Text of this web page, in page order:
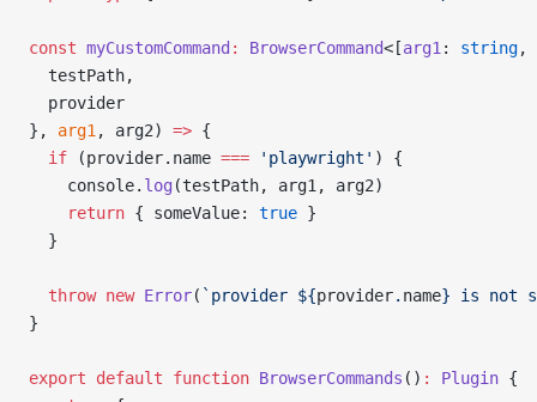
const myCustomCommand : BrowserCommand<[arg1 : string,
  testPath,
  provider
}, arg1 , arg2) => {
  if
(provider.name === 'playwright' ) {
    console.
log (testPath, arg1, arg2)
    return
{ someValue: true }
  }
  throw
new Error( `provider ${provider. name} is not
}
export default function BrowserCommands () : Plugin {